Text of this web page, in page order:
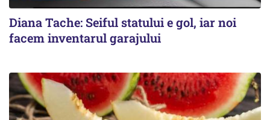
Diana Tache: Seiful statului e gol, iar noi
facem inventarul garajului